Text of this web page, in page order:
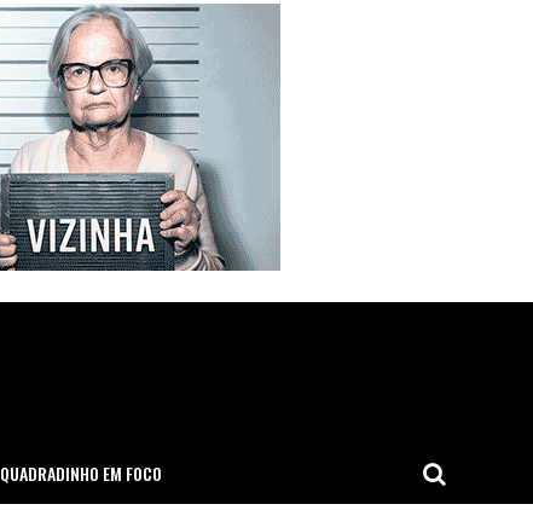
QUADRADINHO EM FOCO